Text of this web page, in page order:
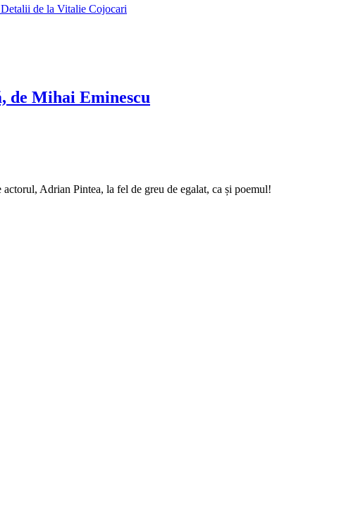
de la Vitalie Cojocari
de Mihai Eminescu
Adrian Pintea, la fel de greu de egalat, ca și poemul!